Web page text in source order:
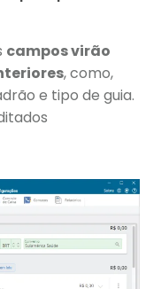
campos virão
, como,
e tipo de guia.